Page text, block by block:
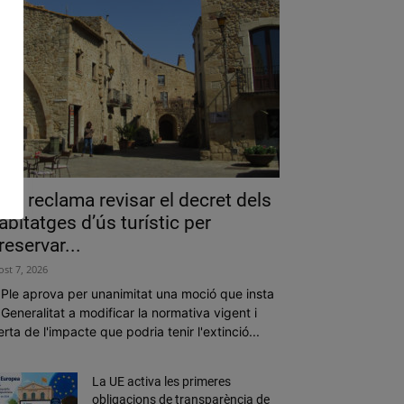
reclama revisar el decret dels
d’ús turístic per
7, 2026
Ple aprova per unanimitat una moció que insta
a modificar la normativa vigent i
de l'impacte que podria tenir l'extinció...
La UE activa les primeres
obligacions de transparència de